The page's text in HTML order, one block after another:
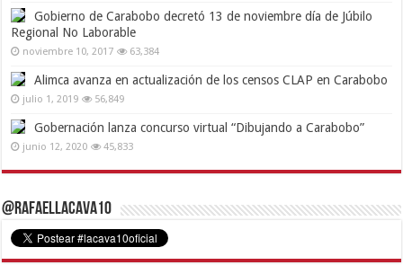
Gobierno de Carabobo decretó 13 de noviembre día de Júbilo
Regional No Laborable
noviembre 10, 2017 63,384
Alimca avanza en actualización de los censos CLAP en Carabobo
julio 1, 2019 56,849
Gobernación lanza concurso virtual “Dibujando a Carabobo”
junio 12, 2020 45,833
@RafaelLacava10